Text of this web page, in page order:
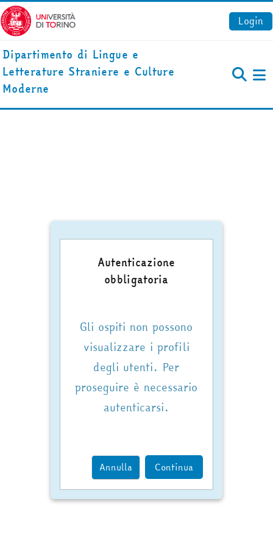
Vai al contenuto principale
Login
Dipartimento di Lingue e
Letterature Straniere e Culture
Moderne
Autenticazione
obbligatoria
Gli ospiti non possono
visualizzare i profili
degli utenti. Per
proseguire è necessario
autenticarsi.
Annulla Continua